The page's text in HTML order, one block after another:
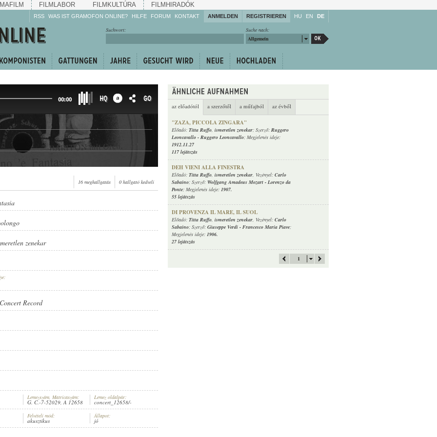
MAFILM FILMLABOR FILMKULTÚRA FILMHIRADÓK
RSS WAS IST GRAMOFON ONLINE? HILFE
Machen Sie mit!
weiter!
FORUM KONTAKT ANMELDEN REGISTRIEREN HU EN DE
Suche nach:
Allgemein
Suchwort:
az előadótól a szerzőtől a műfajból az évből
"ZAZA, PICCOLA ZINGARA"
Előadó: Titta Ruffo, ismeretlen zenekar; Szerző: Ruggero
Leoncavallo - Ruggero Leoncavallo; Megjelenés ideje:
1912.11.27
117 lejátszás
DEH VIENI ALLA FINESTRA
Előadó: Titta Ruffo, ismeretlen zenekar, Vezényel: Carlo
Sabaino; Szerző: Wolfgang Amadeus Mozart - Lorenzo da
Ponte; Megjelenés ideje: 1907.
55 lejátszás
DI PROVENZA IL MARE, IL SUOL
Előadó: Titta Ruffo, ismeretlen zenekar, Vezényel: Carlo
Sabaino; Szerző: Giuseppe Verdi - Francesco Maria Piave;
Megjelenés ideje: 1906.
27 lejátszás
1
00:00 HQ GO
16 meghallgatás 0 hallgató kedveli
zenekar
Record
Lemezszám, Matricaszám:
G. C.-7-52029, A 12658
Lemez oldalpár:
concert_12658/-
Felvételi mód:
akusztikus
Állapot:
jó